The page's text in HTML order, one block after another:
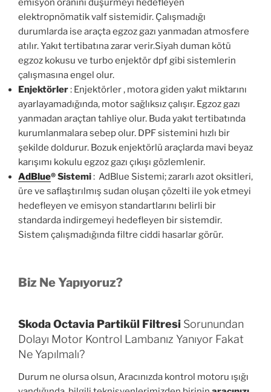
emisyon oranını düşürmeyi hedefleyen
elektropnömatik valf sistemidir. Çalışmadığı
durumlarda ise araçta egzoz gazı yanmadan atmosfere
atılır. Yakıt tertibatına zarar verir.Siyah duman kötü
egzoz kokusu ve turbo enjektör dpf gibi sistemlerin
çalışmasına engel olur.
Enjektörler: Enjektörler , motora giden yakıt miktarını
ayarlayamadığında, motor sağlıksız çalışır. Egzoz gazı
yanmadan araçtan tahliye olur. Buda yakıt tertibatında
kurumlanmalara sebep olur. DPF sistemini hızlı bir
şekilde doldurur. Bozuk enjektörlü araçlarda mavi beyaz
karışımı kokulu egzoz gazı çıkışı gözlemlenir.
AdBlue®Sistemi: AdBlue Sistemi; zararlı azot oksitleri,
üre ve saflaştırılmış sudan oluşan çözelti ile yok etmeyi
hedefleyen ve emisyon standartlarını belirli bir
standarda indirgemeyi hedefleyen bir sistemdir.
Sistem çalışmadığında filtre ciddi hasarlar görür.
Biz Ne Yapıyoruz?
Skoda Octavia Partikül Filtresi Sorunundan
Dolayı Motor Kontrol Lambanız Yanıyor Fakat
Ne Yapılmalı?
Durum ne olursa olsun, Aracınızda kontrol motoru ışığı